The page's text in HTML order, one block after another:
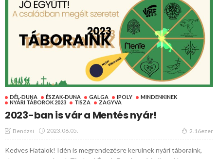
DÉL-DUNA ÉSZAK-DUNA GALGA IPOLY
MINDENKINEK
NYÁRI TÁBOROK 2023
TISZA ZAGYVA
2023-ban is vár a Mentés nyár!
Bendzsi 2023.06.05. 2.16ezer
Kedves Fiatalok! Idén is megrendezésre kerülnek nyári táboraink,